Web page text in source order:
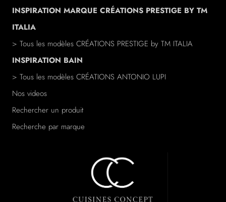
INSPIRATION MARQUE CRÉATIONS PRESTIGE BY TM
ITALIA
> Tous les modèles CRÉATIONS PRESTIGE by TM ITALIA
INSPIRATION BAIN
> Tous les modèles CRÉATIONS ANTONIO LUPI
Nos videos
Rechercher un produit
Recherche par marque